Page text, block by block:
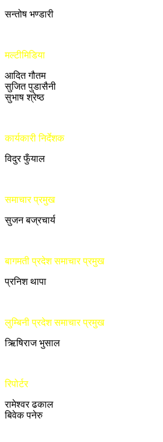
सन्तोष भण्डारी
मल्टीमिडिया
आदित गौतम
सुजित पुडासैनी
सुभाष श्रेष्ठ
कार्यकारी निर्देशक
विदुर फुँयाल
समाचार प्रमुख
सुजन बज्रचार्य
बागमती प्रदेश समाचार प्रमुख
प्रनिश थापा
लुम्बिनी प्रदेश समाचार प्रमुख
ऋिषिराज भुसाल
रिपोर्टर
रामेश्वर ढकाल
बिवेक पनेरु